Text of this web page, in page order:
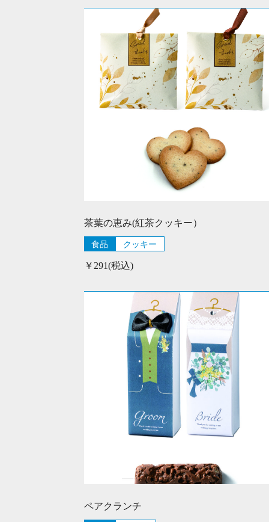
茶葉の恵み(紅茶クッキー）
食品 クッキー
￥291(税込)
ペアクランチ